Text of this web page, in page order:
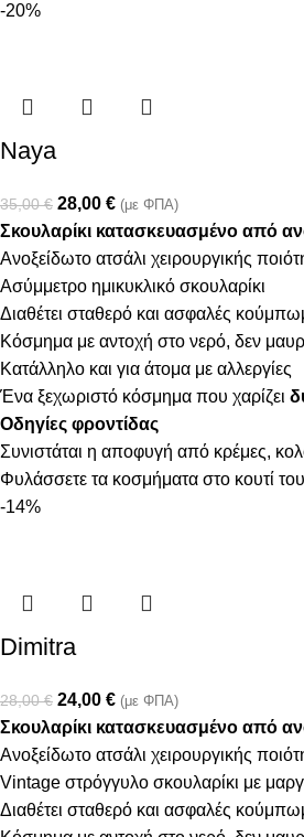
-20%
Naya
35,00€ 28,00 € (με ΦΠΑ)
Σκουλαρίκι κατασκευασμένο από
Ανοξείδωτο ατσάλι χειρουργικής
Ασύμμετρο ημικυκλικό σκουλαρίκι
Διαθέτει σταθερό και ασφαλές
Κόσμημα με αντοχή στο νερό, δεν
Κατάλληλο και για άτομα με αλλεργίες
Ένα ξεχωριστό κόσμημα που χαρίζει
Οδηγίες φροντίδας
Συνιστάται η αποφυγή από κρέμες,
Φυλάσσετε τα κοσμήματα στο κουτί
-14%
Dimitra
28,00€ 24,00 € (με ΦΠΑ)
Σκουλαρίκι κατασκευασμένο από
Ανοξείδωτο ατσάλι χειρουργικής
Vintage στρόγγυλο σκουλαρίκι με
Διαθέτει σταθερό και ασφαλές